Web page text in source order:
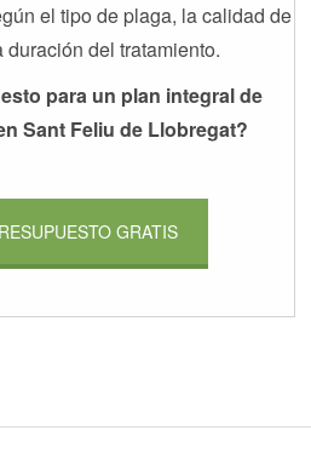
el tipo de plaga, la calidad de
duración del tratamiento.
para un plan integral de
Sant Feliu de Llobregat?
GRATIS